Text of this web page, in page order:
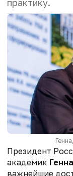
практику.
Президент
академик
важнейшие